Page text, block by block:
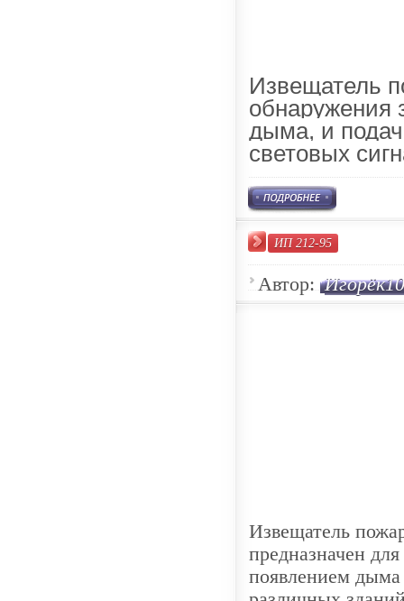
Извещатель
обнаружения
дыма, и
световых
ИП 212-95
Автор:
Извещатель
предназначен
появлением